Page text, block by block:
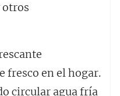
fresco en el hogar.
circular agua fría